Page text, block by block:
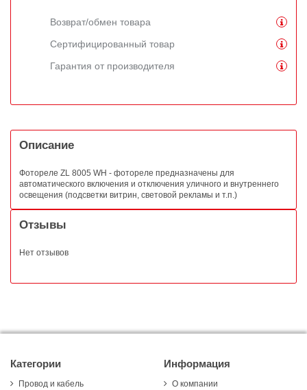
Возврат/обмен товара
Сертифицированный товар
Гарантия от производителя
Описание
Фотореле ZL 8005 WH - фотореле предназначены для
автоматического включения и отключения уличного и внутреннего
освещения (подсветки витрин, световой рекламы и т.п.)
Отзывы
Нет отзывов
Категории
Провод и кабель
Информация
О компании